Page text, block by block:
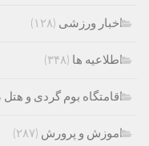
اخبار ورزشی (۱۲۸)
اطلاعیه ها (۳۴۸)
اقامتگاه بوم گردی و هتل
اموزش و پرورش (۲۸۷)